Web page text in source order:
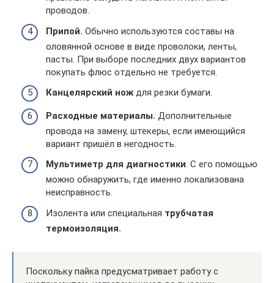
проводов.
Припой. Обычно используются составы на
оловянной основе в виде проволоки, ленты,
пасты. При выборе последних двух вариантов
покупать флюс отдельно не требуется.
Канцелярский нож для резки бумаги.
Расходные материалы. Дополнительные
провода на замену, штекеры, если имеющийся
вариант пришёл в негодность.
Мультиметр для диагностики. С его помощью
можно обнаружить, где именно локализована
неисправность.
Изолента или специальная трубчатая
термоизоляция.
Поскольку пайка предусматривает работу с